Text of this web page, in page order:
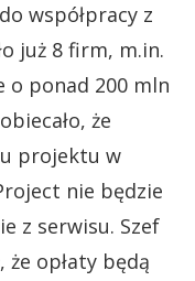
współpracy z
już 8 firm, m.in.
o ponad 200 mln
że
projektu w
nie będzie
z serwisu. Szef
opłaty będą